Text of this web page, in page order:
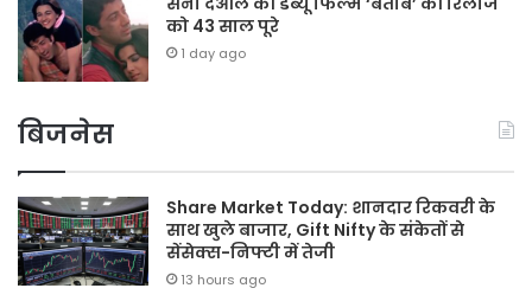
को 43 साल पूरे
1 day ago
बिजनेस
Share Market Today: शानदार रिकवरी के
साथ खुले बाजार, Gift Nifty के संकेतों से
सेंसेक्स-निफ्टी में तेजी
13 hours ago